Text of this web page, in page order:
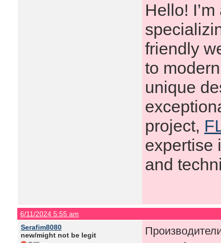
Hello!
friendly
to
unique
project,
expertise
and
6/11/2024 5:55 am
Serafim8080
new/might not be legit